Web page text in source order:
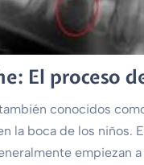
El proceso
conocidos
la boca de los niños.
empiezan